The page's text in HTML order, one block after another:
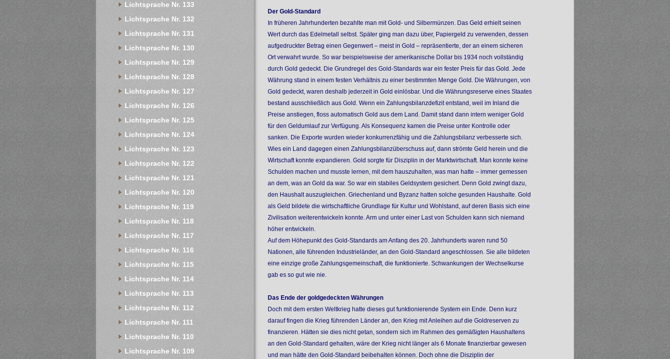
Der Gold-Standard
In früheren Jahrhunderten bezahlte man mit Gold- und Silbermünzen. Das Geld erhielt seinen
Wert durch das Edelmetall selbst. Später ging man dazu über, Papiergeld zu verwenden, dessen
aufgedruckter Betrag einen Gegenwert – meist in Gold – repräsentierte, der an einem sicheren
Ort verwahrt wurde. So war beispielsweise der amerikanische Dollar bis 1934 noch vollständig
durch Gold gedeckt. Die Grundregel des Gold-Standards war ein fester Preis für das Gold. Jede
Währung stand in einem festen Verhältnis zu einer bestimmten Menge Gold. Die Währungen, von
Gold gedeckt, waren deshalb jederzeit in Gold einlösbar. Und die Währungsreserve eines Staates
bestand ausschließlich aus Gold. Wenn ein Zahlungsbilanzdefizit entstand, weil im Inland die
Preise anstiegen, floss automatisch Gold aus dem Land. Damit stand dann intern weniger Gold
für den Geldumlauf zur Verfügung. Als Konsequenz kamen die Preise unter Kontrolle oder
sanken. Die Exporte wurden wieder konkurrenzfähig und die Zahlungsbilanz verbesserte sich.
Wies ein Land dagegen einen Zahlungsbilanzüberschuss auf, dann strömte Geld herein und die
Wirtschaft konnte expandieren. Gold sorgte für Disziplin in der Marktwirtschaft. Man konnte keine
Schulden machen und musste lernen, mit dem hauszuhalten, was man hatte – immer gemessen
an dem, was an Gold da war. So war ein stabiles Geldsystem gesichert. Denn Gold zwingt dazu,
den Haushalt auszugleichen. Griechenland und Byzanz hatten solche gesunden Haushalte. Gold
als Geld bildete die wirtschaftliche Grundlage für Kultur und Wohlstand, auf deren Basis sich eine
Zivilisation weiterentwickeln konnte. Arm und unter einer Last von Schulden kann sich niemand
höher entwickeln.
Auf dem Höhepunkt des Gold-Standards am Anfang des 20. Jahrhunderts waren rund 50
Nationen, alle führenden Industrieländer, an den Gold-Standard angeschlossen. Sie alle bildeten
eine einzige große Zahlungsgemeinschaft, die funktionierte. Schwankungen der Wechselkurse
gab es so gut wie nie.
Das Ende der goldgedeckten Währungen
Doch mit dem ersten Weltkrieg hatte dieses gut funktionierende System ein Ende. Denn kurz
darauf fingen die Krieg führenden Länder an, den Krieg mit Anleihen auf die Goldreserven zu
finanzieren. Hätten sie dies nicht getan, sondern sich im Rahmen des gemäßigten Haushaltens
an den Gold-Standard gehalten, wäre der Krieg nicht länger als 6 Monate finanzierbar gewesen
und man hätte den Gold-Standard beibehalten können. Doch ohne die Disziplin der
Lichtsprache Nr. 133
Lichtsprache Nr. 132
Lichtsprache Nr. 131
Lichtsprache Nr. 130
Lichtsprache Nr. 129
Lichtsprache Nr. 128
Lichtsprache Nr. 127
Lichtsprache Nr. 126
Lichtsprache Nr. 125
Lichtsprache Nr. 124
Lichtsprache Nr. 123
Lichtsprache Nr. 122
Lichtsprache Nr. 121
Lichtsprache Nr. 120
Lichtsprache Nr. 119
Lichtsprache Nr. 118
Lichtsprache Nr. 117
Lichtsprache Nr. 116
Lichtsprache Nr. 115
Lichtsprache Nr. 114
Lichtsprache Nr. 113
Lichtsprache Nr. 112
Lichtsprache Nr. 111
Lichtsprache Nr. 110
Lichtsprache Nr. 109